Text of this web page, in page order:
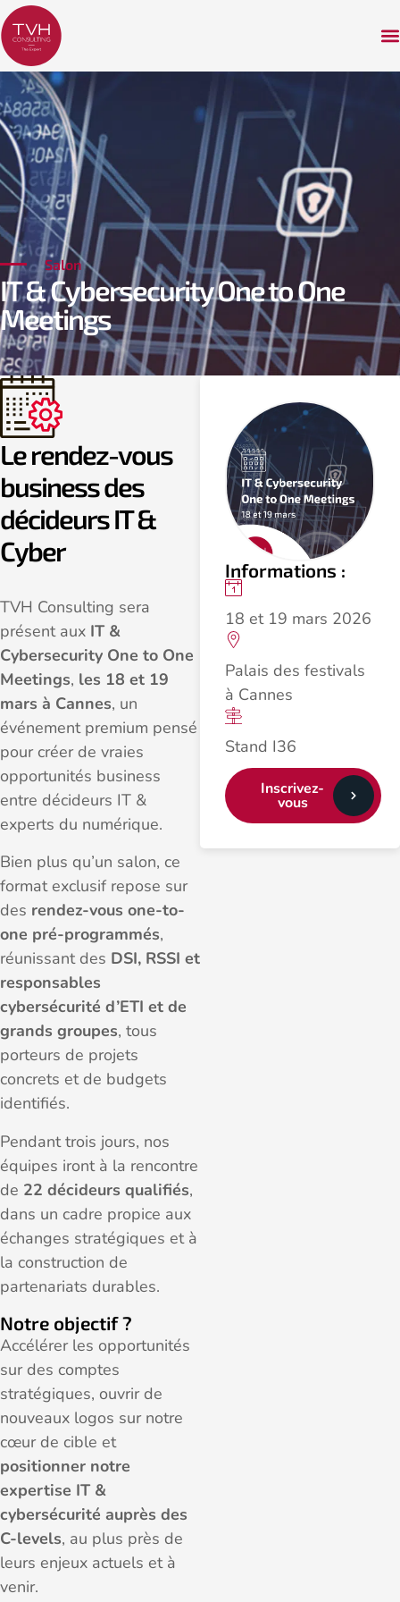
Salon
IT & Cybersecurity One to One
Meetings
Le rendez-vous
business des
décideurs IT &
Cyber
TVH Consulting sera
présent aux IT &
Cybersecurity One to One
Meetings, les 18 et 19
mars à Cannes, un
événement premium pensé
pour créer de vraies
opportunités business
entre décideurs IT &
experts du numérique.
Bien plus qu’un salon, ce
format exclusif repose sur
des rendez-vous one-to-
one pré-programmés,
réunissant des DSI, RSSI et
responsables
cybersécurité d’ETI et de
grands groupes, tous
porteurs de projets
concrets et de budgets
identifiés.
Pendant trois jours, nos
équipes iront à la rencontre
de 22 décideurs qualifiés,
dans un cadre propice aux
échanges stratégiques et à
la construction de
partenariats durables.
Notre objectif ?
Accélérer les opportunités
sur des comptes
stratégiques, ouvrir de
nouveaux logos sur notre
cœur de cible et
positionner notre
expertise IT &
cybersécurité auprès des
C-levels, au plus près de
leurs enjeux actuels et à
venir.
Informations :
18 et 19 mars 2026
Palais des festivals
à Cannes
Stand I36
Inscrivez-
vous